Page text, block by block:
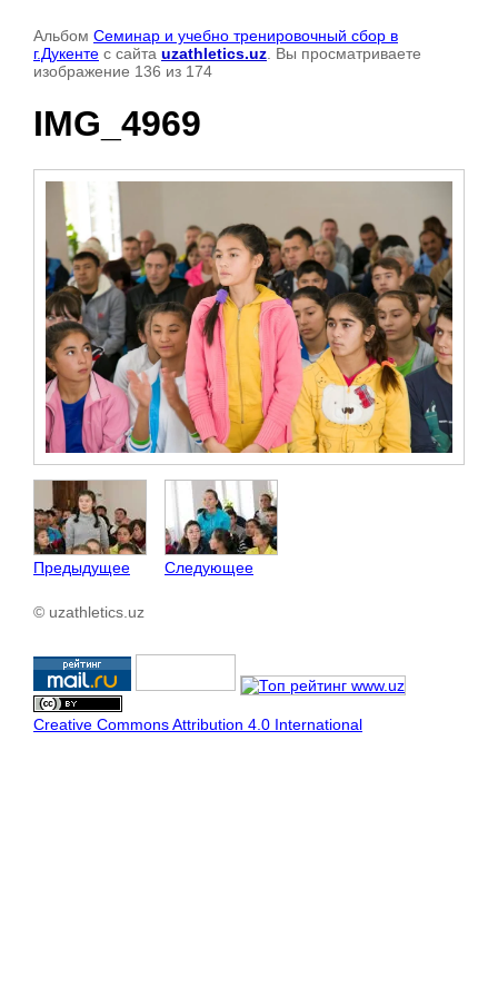
Альбом Семинар и учебно тренировочный сбор в
г.Дукенте с сайта uzathletics.uz . Вы просматриваете
изображение 136 из 174
IMG_4969
Предыдущее Следующее
© uzathletics.uz
Creative Commons Attribution 4.0 International